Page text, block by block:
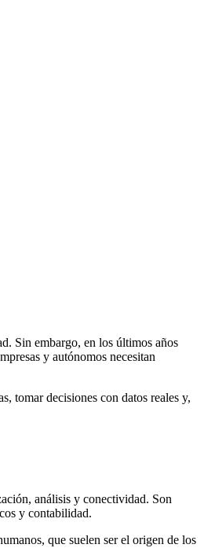
Sin embargo, en los últimos años
y autónomos necesitan
tomar decisiones con datos reales y,
análisis y conectividad. Son
y contabilidad.
que suelen ser el origen de los